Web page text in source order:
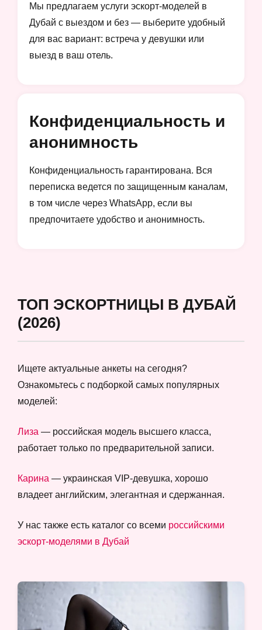
Мы предлагаем услуги эскорт-моделей в
Дубай с выездом и без — выберите удобный
для вас вариант: встреча у девушки или
выезд в ваш отель.
Конфиденциальность и
анонимность
Конфиденциальность гарантирована. Вся
переписка ведется по защищенным каналам,
в том числе через WhatsApp, если вы
предпочитаете удобство и анонимность.
ТОП ЭСКОРТНИЦЫ В ДУБАЙ
(2026)
Ищете актуальные анкеты на сегодня?
Ознакомьтесь с подборкой самых популярных
моделей:
Лиза — российская модель высшего класса,
работает только по предварительной записи.
Карина — украинская VIP-девушка, хорошо
владеет английским, элегантная и сдержанная.
У нас также есть каталог со всеми российскими
эскорт-моделями в Дубай